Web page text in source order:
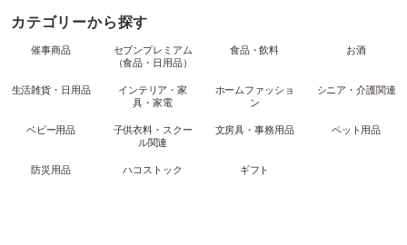
カテゴリーから探す
催事商品
セブンプレミアム
（食品・日用品）
食品・飲料 お酒
生活雑貨・日用品
インテリア・家
具・家電
ホームファッショ
ン
シニア・介護関連
ベビー用品
子供衣料・スクー
ル関連
文房具・事務用品 ペット用品
防災用品 ハコストック ギフト